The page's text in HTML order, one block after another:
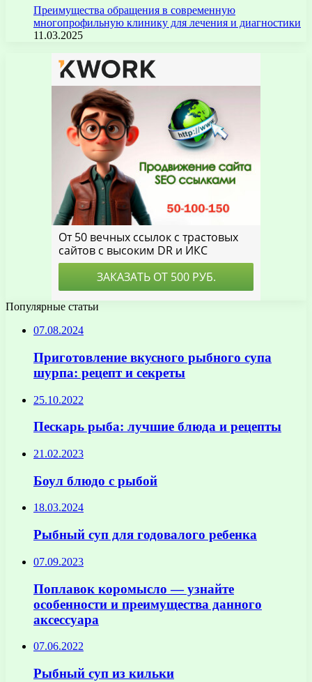
Преимущества обращения в современную
многопрофильную клинику для лечения и диагностики
11.03.2025
Популярные статьи
07.08.2024
Приготовление вкусного рыбного супа
шурпа: рецепт и секреты
25.10.2022
Пескарь рыба: лучшие блюда и рецепты
21.02.2023
Боул блюдо с рыбой
18.03.2024
Рыбный суп для годовалого ребенка
07.09.2023
Поплавок коромысло — узнайте
особенности и преимущества данного
аксессуара
07.06.2022
Рыбный суп из кильки